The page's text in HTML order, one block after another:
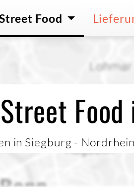
Food
in Siegburg -